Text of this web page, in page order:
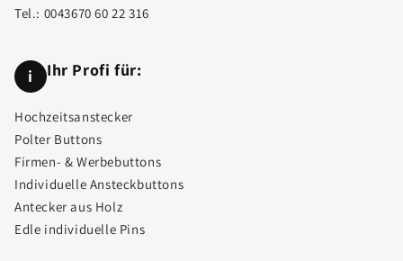
Tel.: 0043670 60 22 316
i Ihr Profi für:
Hochzeitsanstecker
Polter Buttons
Firmen- & Werbebuttons
Individuelle Ansteckbuttons
Antecker aus Holz
Edle individuelle Pins